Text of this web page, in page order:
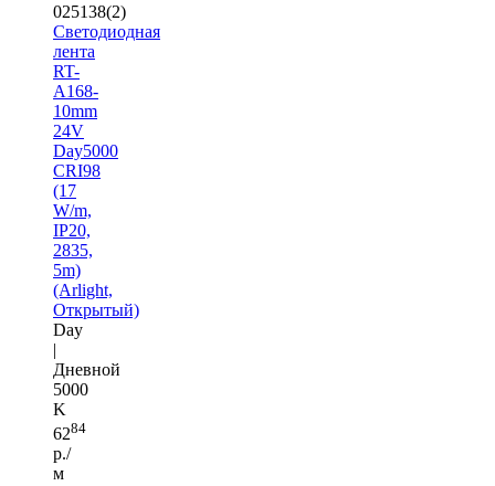
025138(2)
Светодиодная
лента
RT-
A168-
10mm
24V
Day5000
CRI98
(17
W/m,
IP20,
2835,
5m)
(Arlight,
Открытый)
Day
|
Дневной
5000
K
6284
р./
м